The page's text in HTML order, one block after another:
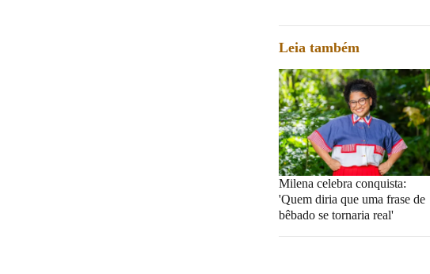
Leia também
Milena celebra conquista:
'Quem diria que uma frase de
bêbado se tornaria real'